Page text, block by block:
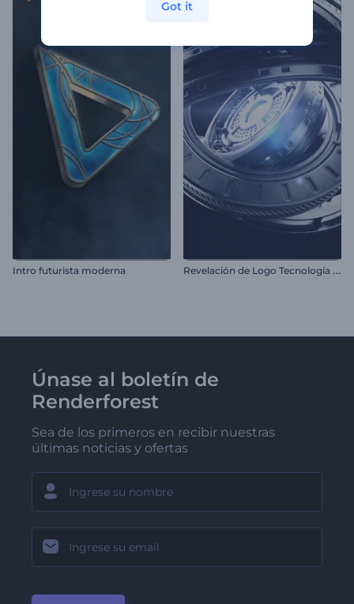
Intro futurista moderna R
evelación de Logo Tecnología 3D
Únase al boletín de
Renderforest
Sea de los primeros en recibir nuestras
últimas noticias y ofertas
Got it